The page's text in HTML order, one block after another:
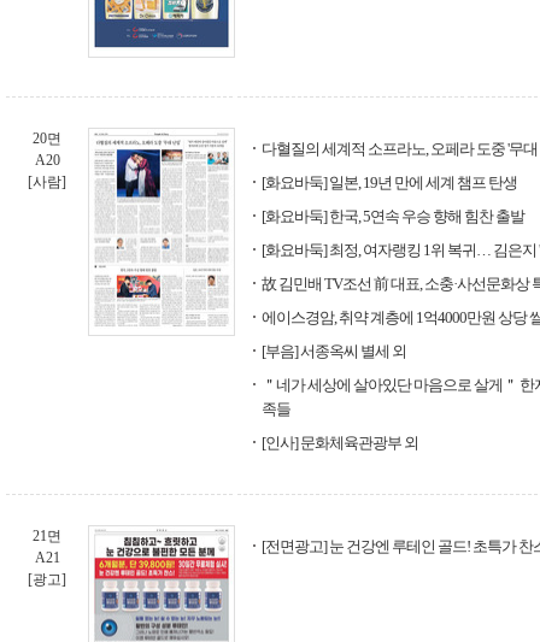
20면
A20
[사람]
다혈질의 세계적 소프라노, 오페라 도중 '무대
[화요바둑] 일본, 19년 만에 세계 챔프 탄생
[화요바둑] 한국, 5연속 우승 향해 힘찬 출발
[화요바둑] 최정, 여자랭킹 1위 복귀… 김은지
故 김민배 TV조선 前 대표, 소충·사선문화상
에이스경암, 취약 계층에 1억4000만원 상당
[부음] 서종옥씨 별세 외
＂네가 세상에 살아있단 마음으로 살게＂
족들
[인사] 문화체육관광부 외
21면
A21
[광고]
[전면광고] 눈 건강엔 루테인 골드! 초특가 찬